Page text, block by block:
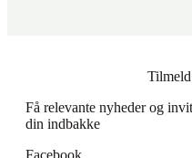
Få relevante nyheder og
din indbakke